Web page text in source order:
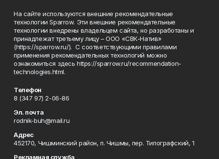
На сайте используются внешние рекомендательные
технологии Sparrow. Эти внешние рекомендательные
технологии внедрены владельцем сайта, но разработаны и
принадлежат третьему лицу – ООО «СВК-Натив»
(https://sparrow.ru/). С соответствующими правилами
применения рекомендательных технологий можно
ознакомиться здесь https://sparrow.ru/recommendation-
technologies.html.
Телефон
8 (347 97) 2-06-86
Эл. почта
rodnik-buh@mail.ru
Адрес
452170, Чишминский район, п. Чишмы, пер. Типографский, 1
Рекламная служба